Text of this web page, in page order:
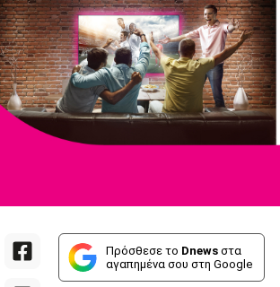
Πρόσθεσε το Dnews στα
αγαπημένα σου στη Google